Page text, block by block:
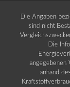
Die Angaben
sind nicht
Die
angegebenen
anhand